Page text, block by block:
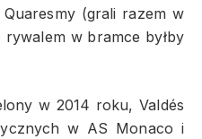
(grali razem w
w bramce byłby
w 2014 roku, Valdés
w AS Monaco i